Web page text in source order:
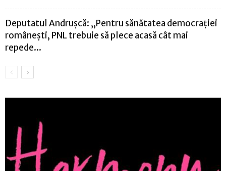
Deputatul Andrușcă: „Pentru sănătatea democrației
românești, PNL trebuie să plece acasă cât mai
repede...